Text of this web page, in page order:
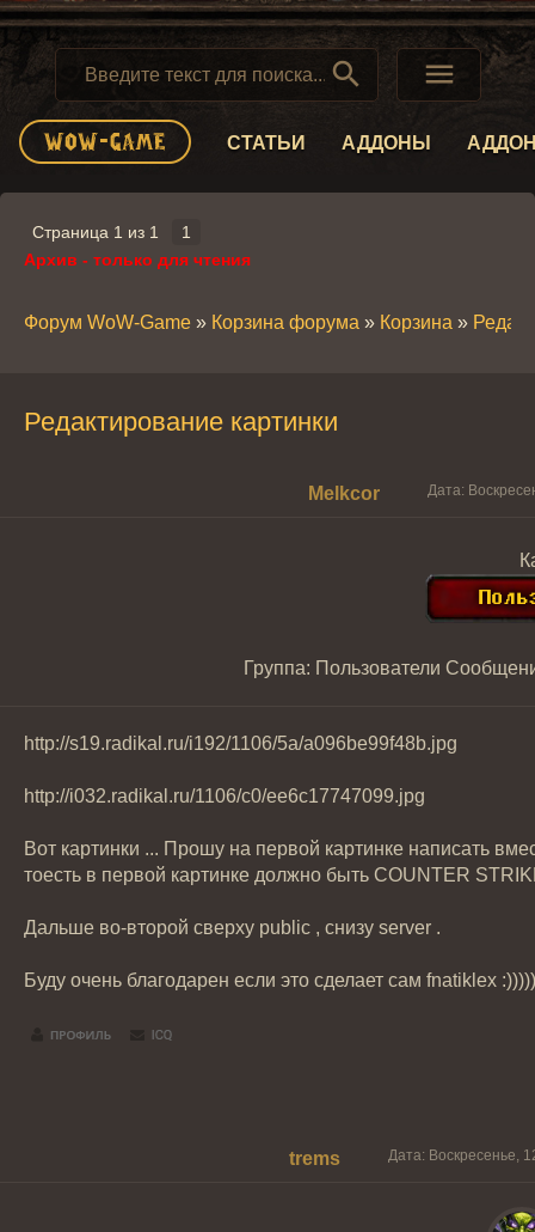
 
СТАТЬИ АДДОНЫ
Страница 1 из 1
1
Архив - только для чтения
Форум WoW-Game » Корзина форума » Корзина »
Редактирование картинки
Melkcor Дата:
Группа: Пользователи
http://s19.radikal.ru/i192/1106/5a/a096be99f48b.jpg
http://i032.radikal.ru/1106/c0/ee6c17747099.jpg
Вот картинки ... Прошу на первой картинке написать
тоесть в первой картинке должно быть COUNTER
Дальше во-второй сверху public , снизу server .
Буду очень благодарен если это сделает сам fnatiklex
trems Дата: Воскресенье,